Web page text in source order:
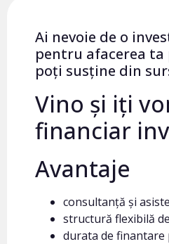
Ai nevoie de o
pentru afacerea ta
poți susține din
Vino și iți
financiar
Avantaje
consultanță și
structură flexibilă
durata de finantare